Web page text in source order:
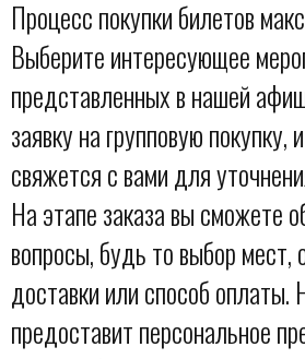
Процесс покупки билетов
Выберите интересующее
представленных в нашей
заявку на групповую
свяжется с вами для
На этапе заказа вы сможете
вопросы, будь то выбор мест,
доставки или способ
предоставит персональное